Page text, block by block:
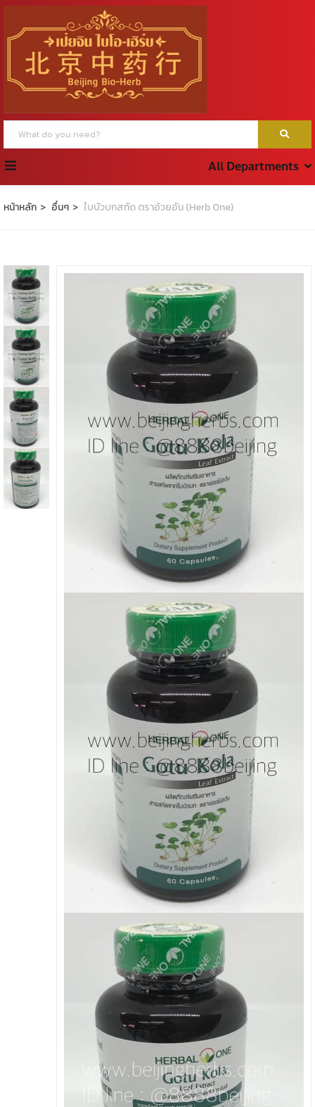
All Departments
หน้าหลัก อื่นๆ ใบบัวบกสกัด ตราอ้วยอัน (Herb One)